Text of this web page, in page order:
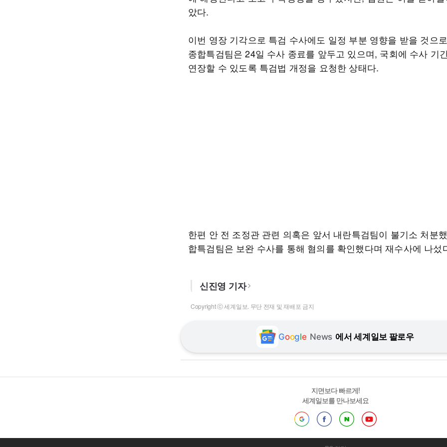
았다.
이번 영장 기각으로 특검 수사에도 일정 부분 영향을 받을 것으
종합특검팀은 24일 수사 종료를 앞두고 있으며, 국회에 수사 기
연장할 수 있도록 특검법 개정을 요청한 상태다.
한편 안 전 조정관 관련 의혹은 앞서 내란특검팀이 불기소 처분
합특검팀은 보완 수사를 통해 혐의를 확인했다며 재수사에 나섰
신진영 기자
Copyright ⓒ 세계일보. 무단 전재 및 재배포 금지
Google News 에서 세계일보 팔로우
지면보다 빠르게!
세계일보를 만나보세요